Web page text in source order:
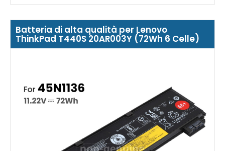
Batteria di alta qualità per Lenovo
ThinkPad T440S 20AR003Y (72Wh 6 Celle)